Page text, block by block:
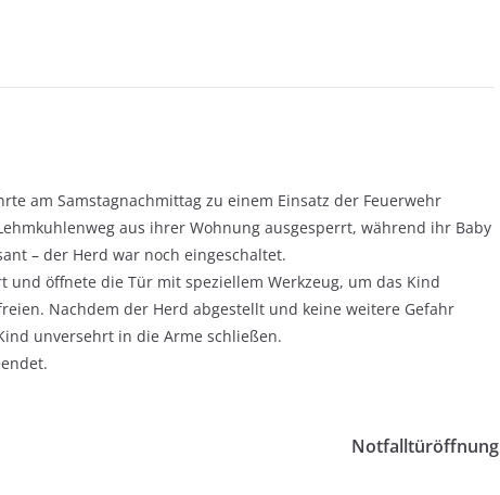
am Samstagnachmittag zu einem Einsatz der Feuerwehr
aus ihrer Wohnung ausgesperrt, während ihr Baby
– der Herd war noch eingeschaltet.
öffnete die Tür mit speziellem Werkzeug, um das Kind
Nachdem der Herd abgestellt und keine weitere Gefahr
unversehrt in die Arme schließen.
Notfalltüröffnung